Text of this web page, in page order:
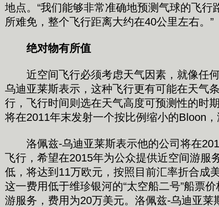
地点。“我们能够非常准确地预测气球的飞行
所难免，整个飞行距离大约在40公里左右。”
绝对物有所值
近空间飞行必须考虑天气因素，就像任
乌迪亚莱斯表示，这种飞行更有可能在天气
行，飞行时间则选在天气高度可预测性的时
将在2011年末发射一个按比例缩小的Bloon
洛佩兹-乌迪亚莱斯表示他的公司将在
飞行，希望在2015年为公众提供近空间游服
低，将达到11万欧元，按照目前汇率折合成
这一费用低于维珍银河的“太空船二号”船票
游服务，费用为20万美元。洛佩兹-乌迪亚莱